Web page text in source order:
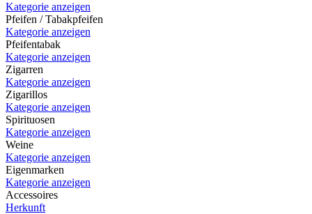
Kategorie anzeigen
Pfeifen / Tabakpfeifen
Kategorie anzeigen
Pfeifentabak
Kategorie anzeigen
Zigarren
Kategorie anzeigen
Zigarillos
Kategorie anzeigen
Spirituosen
Kategorie anzeigen
Weine
Kategorie anzeigen
Eigenmarken
Kategorie anzeigen
Accessoires
Herkunft